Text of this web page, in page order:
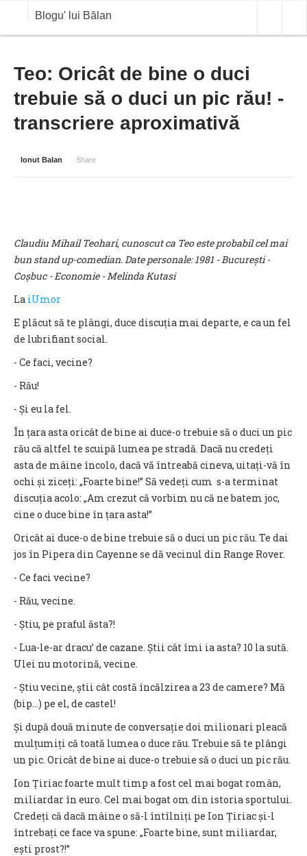
Blogu' lui Bălan
ANALIZE
BLOG IN DIALOG
Teo: Oricât de bine o duci
trebuie să o duci un pic rău! -
transcriere aproximativă
Ionut Balan Share
Claudiu Mihail Teohari, cunoscut ca Teo este probabil cel mai
bun stand up-comedian. Date personale: 1981 - București -
Coșbuc - Economie - Melinda Kutasi
La iUmor
E plăcut să te plângi, duce discuția mai departe, e ca un fel
de lubrifiant social.
- Ce faci, vecine?
- Rău!
- Și eu la fel.
În țara asta oricât de bine ai duce-o trebuie să o duci un pic
rău că altfel te scuipă lumea pe stradă. Dacă nu credeți
asta de mâine încolo, dacă vă întreabă cineva, uitați-vă în
ochi și ziceți: „Foarte bine!” Să vedeți cum s-a terminat
discuția acolo: „Am crezut că vorbim nu că ne batem joc,
cine o duce bine în țara asta!”
Oricât ai duce-o de bine trebuie să o duci un pic rău. Te dai
jos în Pipera din Cayenne se dă vecinul din Range Rover.
- Ce faci vecine?
- Rău, vecine.
- Știu, pe praful ăsta?!
- Lua-le-ar dracu’ de cazane. Știi cât îmi ia asta? 10 la sută.
Ulei nu motorină, vecine.
- Știu vecine, știi cât costă încălzirea a 23 de camere? Mă
(bip...) pe el, de castel!
Și după două minute de conversație doi milionari pleacă
mulțumiți că toată lumea o duce rău. Trebuie să te plângi
un pic. Oricât de bine ai duce-o trebuie să o duci un pic rău.
Ion Țiriac foarte mult timp a fost cel mai bogat român,
miliardar în euro. Cel mai bogat om din istoria sportului.
Credeți că dacă mâine o să-l întîlniți pe Ion Țiriac și-l
întrebați ce face va spune: „Foarte bine, sunt miliardar,
ești prost?!”